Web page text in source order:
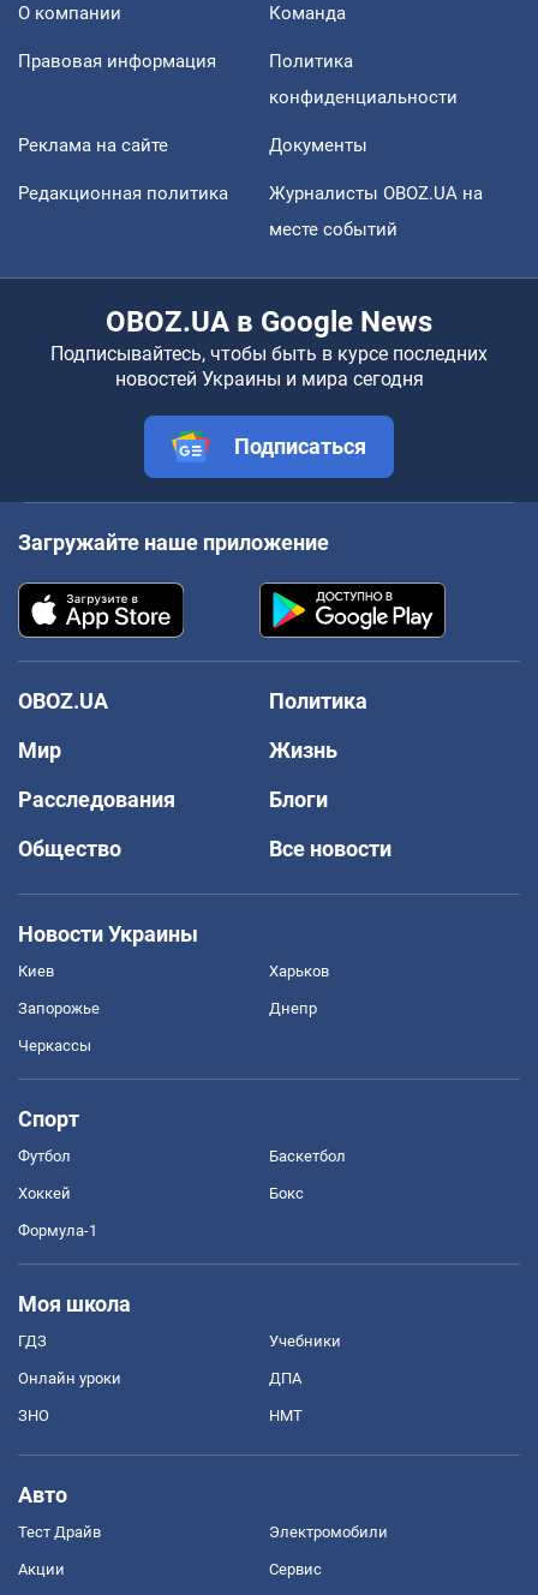
О компании Команда
Правовая информация
Политика
конфиденциальности
Реклама на сайте Документы
Редакционная политика
Журналисты OBOZ.UA на
месте событий
OBOZ.UA в Google News
Подписывайтесь, чтобы быть в курсе последних
новостей Украины и мира сегодня
Подписаться
Загружайте наше приложение
OBOZ.UA
Политика
Мир
Жизнь
Расследования
Блоги
Общество
Все новости
Новости Украины
Киев Харьков
Запорожье Днепр
Черкассы
Спорт
Футбол Баскетбол
Хоккей Бокс
Формула-1
Моя школа
ГДЗ Учебники
Онлайн уроки ДПА
ЗНО НМТ
Авто
Тест Драйв Электромобили
Акции Сервис